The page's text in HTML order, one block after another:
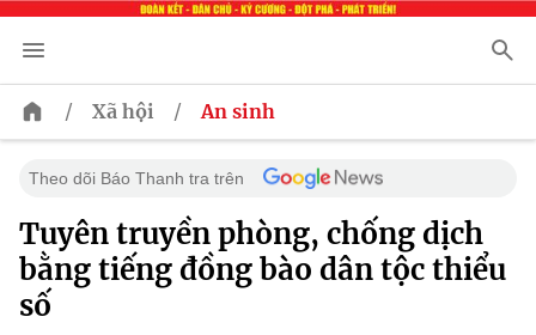
/ Xã hội / An sinh
Theo dõi Báo Thanh tra trên
Tuyên truyền phòng, chống dịch
bằng tiếng đồng bào dân tộc thiểu
số